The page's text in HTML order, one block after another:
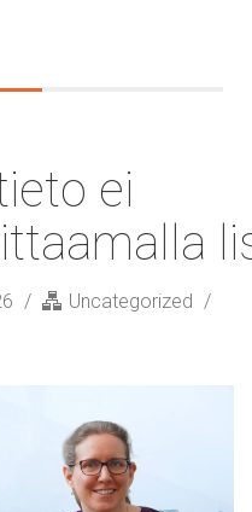
ei
Uncategorized